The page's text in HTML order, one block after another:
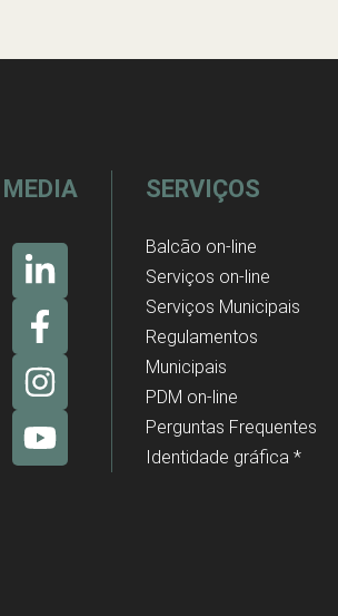
MEDIA SERVIÇOS
Balcão on-line
Serviços on-line
Serviços Municipais
Regulamentos
Municipais
PDM on-line
Perguntas Frequentes
Identidade gráfica *